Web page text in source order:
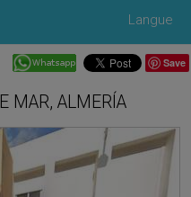
Langue
Save
MAR, ALMERÍA